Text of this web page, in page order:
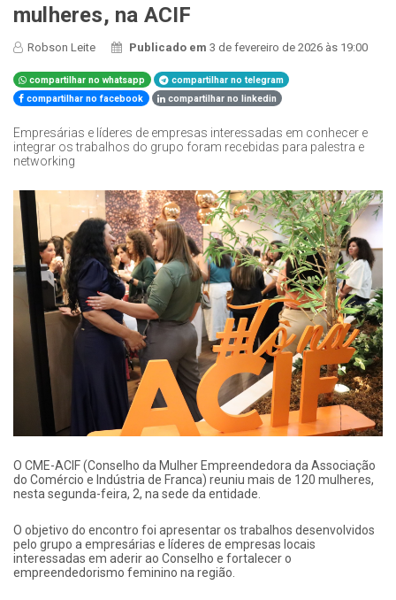
mulheres, na ACIF
Robson Leite Publicado em3 de fevereiro de 2026 às 19:00
compartilhar no whatsapp
compartilhar no telegram
compartilhar no facebook
compartilhar no linkedin
Empresárias e líderes de empresas interessadas em conhecer e
integrar os trabalhos do grupo foram recebidas para palestra e
networking
O CME-ACIF (Conselho da Mulher Empreendedora da Associação
do Comércio e Indústria de Franca) reuniu mais de 120 mulheres,
nesta segunda-feira, 2, na sede da entidade.
O objetivo do encontro foi apresentar os trabalhos desenvolvidos
pelo grupo a empresárias e líderes de empresas locais
interessadas em aderir ao Conselho e fortalecer o
empreendedorismo feminino na região.